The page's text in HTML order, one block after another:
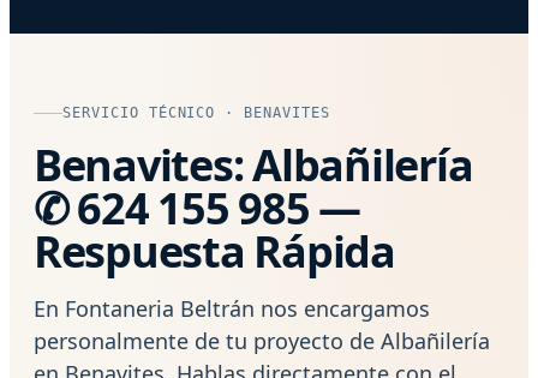
SERVICIO TÉCNICO · BENAVITES
Benavites: Albañilería
✆ 624 155 985 —
Respuesta Rápida
En Fontaneria Beltrán nos encargamos
personalmente de tu proyecto de Albañilería